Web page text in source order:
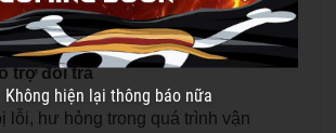
nguyên trong bao bì ban đầu.
trợ đổi trả
lỗi, hư hỏng trong quá trình vận
Không hiện lại thông báo nữa